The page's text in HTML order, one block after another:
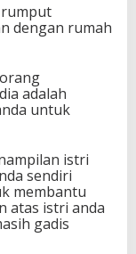
rumput
dengan rumah
adalah
untuk
istri
sendiri
membantu
atas istri anda
gadis